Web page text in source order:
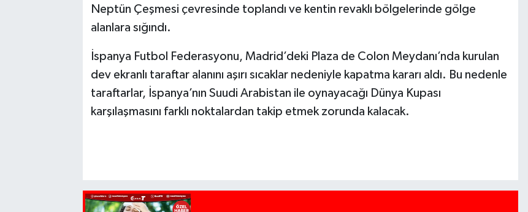
Neptün Çeşmesi çevresinde toplandı ve kentin revaklı bölgelerinde gölge
alanlara sığındı.
İspanya Futbol Federasyonu, Madrid’deki Plaza de Colon Meydanı’nda kurulan
dev ekranlı taraftar alanını aşırı sıcaklar nedeniyle kapatma kararı aldı. Bu nedenle
taraftarlar, İspanya’nın Suudi Arabistan ile oynayacağı Dünya Kupası
karşılaşmasını farklı noktalardan takip etmek zorunda kalacak.